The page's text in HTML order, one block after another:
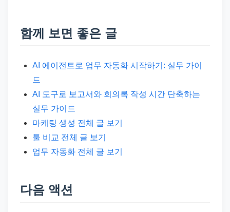
함께 보면 좋은 글
AI 에이전트로 업무 자동화 시작하기: 실무 가이
드
AI 도구로 보고서와 회의록 작성 시간 단축하는
실무 가이드
마케팅 생성 전체 글 보기
툴 비교 전체 글 보기
업무 자동화 전체 글 보기
다음 액션